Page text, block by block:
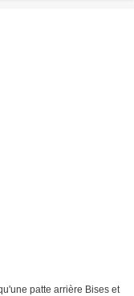
patte arrière Bises et